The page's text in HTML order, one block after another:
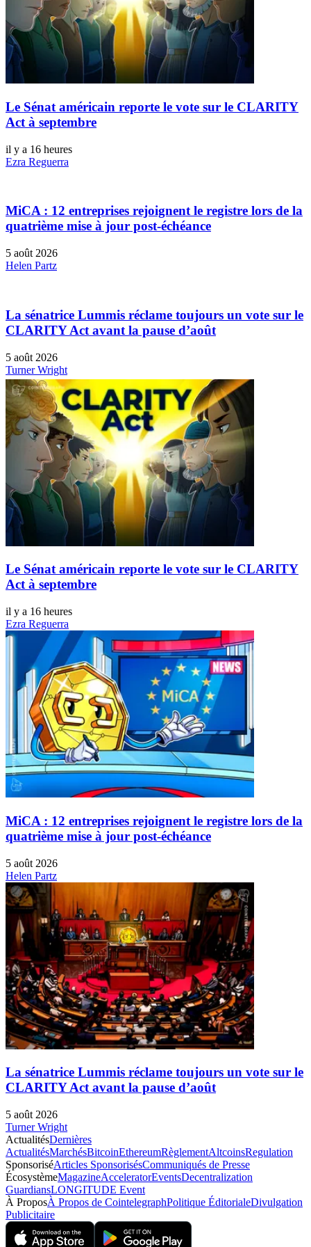
Le Sénat américain reporte le vote sur le CLARITY
Act à septembre
il y a 16 heures
Ezra Reguerra
MiCA : 12 entreprises rejoignent le registre lors de la
quatrième mise à jour post-échéance
5 août 2026
Helen Partz
La sénatrice Lummis réclame toujours un vote sur le
CLARITY Act avant la pause d’août
5 août 2026
Turner Wright
Le Sénat américain reporte le vote sur le CLARITY
Act à septembre
il y a 16 heures
Ezra Reguerra
MiCA : 12 entreprises rejoignent le registre lors de la
quatrième mise à jour post-échéance
5 août 2026
Helen Partz
La sénatrice Lummis réclame toujours un vote sur le
CLARITY Act avant la pause d’août
5 août 2026
Turner Wright
ActualitésDernières
ActualitésMarchésBitcoinEthereumRèglementAltcoinsRegulation
SponsoriséArticles SponsorisésCommuniqués de Presse
ÉcosystèmeMagazineAcceleratorEventsDecentralization
GuardiansLONGITUDE Event
À ProposÀ Propos de CointelegraphPolitique ÉditorialeDivulgation
Publicitaire